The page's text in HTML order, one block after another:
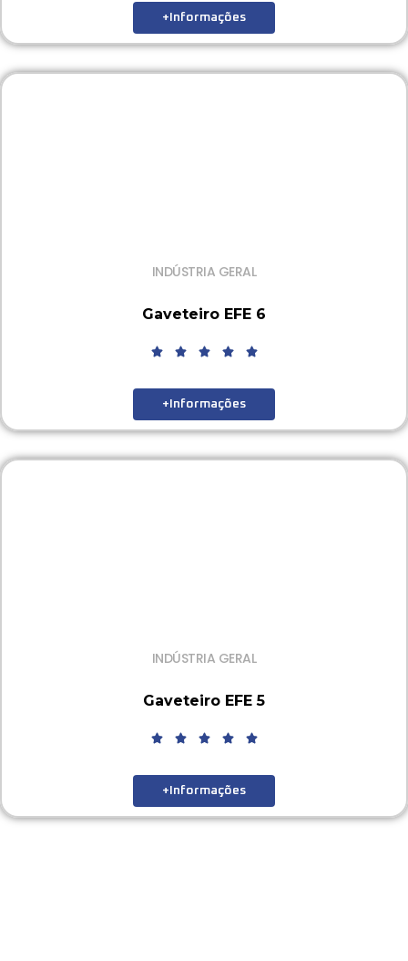
+Informações
INDÚSTRIA GERAL
Gaveteiro EFE 6
+Informações
INDÚSTRIA GERAL
Gaveteiro EFE 5
+Informações